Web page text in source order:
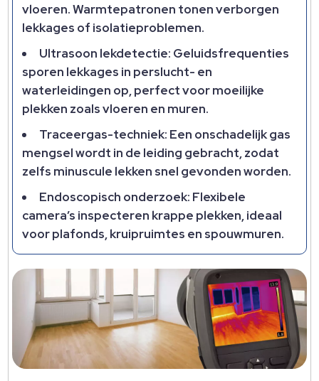
vloeren. Warmtepatronen tonen verborgen
lekkages of isolatieproblemen.
Ultrasoon lekdetectie: Geluidsfrequenties
sporen lekkages in perslucht- en
waterleidingen op, perfect voor moeilijke
plekken zoals vloeren en muren.
Traceergas-techniek: Een onschadelijk gas
mengsel wordt in de leiding gebracht, zodat
zelfs minuscule lekken snel gevonden worden.
Endoscopisch onderzoek: Flexibele
camera’s inspecteren krappe plekken, ideaal
voor plafonds, kruipruimtes en spouwmuren.